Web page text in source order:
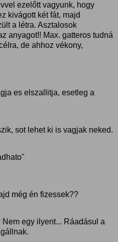
ezelőtt vagyunk, hogy
kivágott két fát, majd
a létra. Asztalosok
anyagot!! Max. gatteros tudná
de ahhoz vékony,
es elszallitja, esetleg a
sot lehet ki is vagjak neked.
még én fizessek??
egy ilyent... Ráadásul a